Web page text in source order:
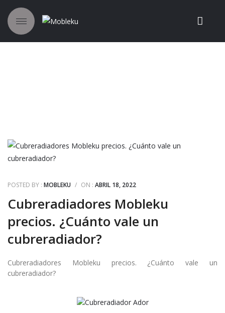
POSTED BY : MOBLEKU / ON : ABRIL 18, 2022
Cubreradiadores Mobleku
precios. ¿Cuánto vale un
cubreradiador?
Cubreradiadores Mobleku precios. ¿Cuánto vale un
cubreradiador?